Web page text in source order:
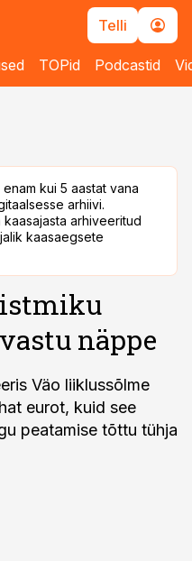
Telli
TOPid Podcastid
kui 5 aastat vana
arhiivi.
arhiveeritud
kaasaegsete
näppe
Väo liiklussõlme
eurot, kuid see
peatamise tõttu tühja